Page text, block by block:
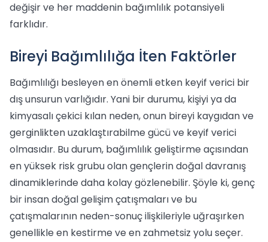
değişir ve her maddenin bağımlılık potansiyeli
farklıdır.
Bireyi Bağımlılığa İten Faktörler
Bağımlılığı besleyen en önemli etken keyif verici bir
dış unsurun varlığıdır. Yani bir durumu, kişiyi ya da
kimyasalı çekici kılan neden, onun bireyi kaygıdan ve
gerginlikten uzaklaştırabilme gücü ve keyif verici
olmasıdır. Bu durum, bağımlılık geliştirme açısından
en yüksek risk grubu olan gençlerin doğal davranış
dinamiklerinde daha kolay gözlenebilir. Şöyle ki, genç
bir insan doğal gelişim çatışmaları ve bu
çatışmalarının neden-sonuç ilişkileriyle uğraşırken
genellikle en kestirme ve en zahmetsiz yolu seçer.